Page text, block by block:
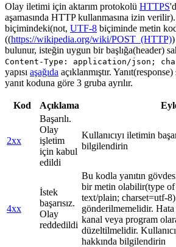
Olay iletimi için aktarım protokolü HTTPS
aşamasında HTTP kullanmasına izin
biçimindeki(not, UTF-8 biçiminde metin
((https://wikipedia.org/wiki/POST_(HTTP)
bulunur, isteğin uygun bir başlığa(header)
Content-Type: application/json;
yapısı aşağıda açıklanmıştır.
yanıt koduna göre 3 gruba ayrılır.
Kod Açıklama
2xx
Başarılı.
Olay
işletim
için kabul
edildi
Kullanıcıyı iletimin
bilgilendirin
4xx
İstek
başarısız.
Olay
reddedildi
Bu kodla yanıtın
bir metin olabilir(type
text/plain; charset=utf-
gönderilmemelidir.
kanal veya program
düzeltilmelidir.
hakkında bilgilendirin